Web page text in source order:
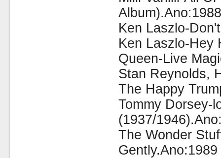
Ken Laszlo-
Ken Laszlo-Hey
Queen-Live
Stan Reynolds,
The Happy
Tommy Dorsey-
(1937/
The Wonder
Gently.Ano:1989